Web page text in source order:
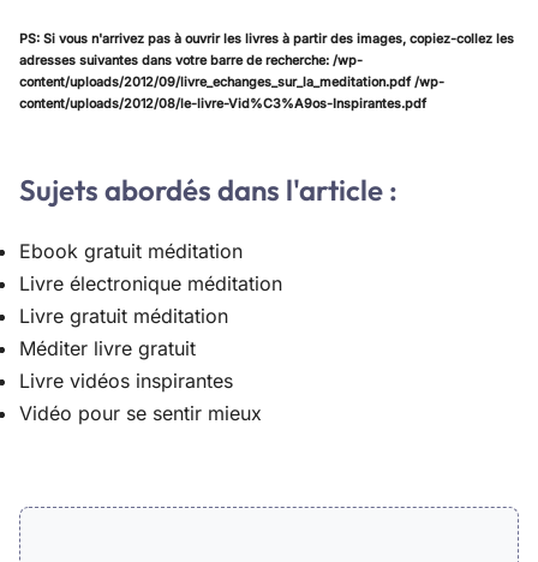
PS: Si vous n'arrivez pas à ouvrir les livres à partir des images, copiez-collez les
adresses suivantes dans votre barre de recherche: /wp-
content/uploads/2012/09/livre_echanges_sur_la_meditation.pdf /wp-
content/uploads/2012/08/le-livre-Vid%C3%A9os-Inspirantes.pdf
Sujets abordés dans l'article :
Ebook gratuit méditation
Livre électronique méditation
Livre gratuit méditation
Méditer livre gratuit
Livre vidéos inspirantes
Vidéo pour se sentir mieux